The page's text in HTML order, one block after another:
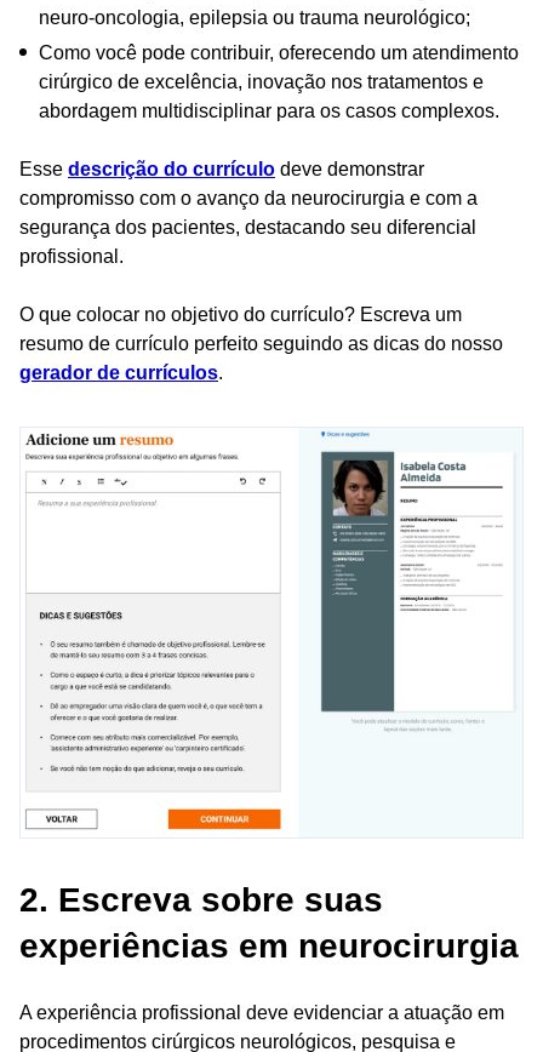
neuro-oncologia, epilepsia ou trauma neurológico;
Como você pode contribuir, oferecendo um atendimento
cirúrgico de excelência, inovação nos tratamentos e
abordagem multidisciplinar para os casos complexos.
Esse descrição do currículo deve demonstrar
compromisso com o avanço da neurocirurgia e com a
segurança dos pacientes, destacando seu diferencial
profissional.
O que colocar no objetivo do currículo? Escreva um
resumo de currículo perfeito seguindo as dicas do nosso
gerador de currículos.
2. Escreva sobre suas
experiências em neurocirurgia
A experiência profissional deve evidenciar a atuação em
procedimentos cirúrgicos neurológicos, pesquisa e